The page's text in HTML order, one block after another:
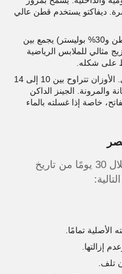
ديفاكتو يستخدم قطن عالي
مزيج القطن والبوليستر (مثل 70% قطن و30% بوليستر) يجمع بين
مثالي للملابس الرياضية
على شكله.
قماش الجينز في ديفاكتو سميك وقوي. الأوزان تتراوح بين 10 إلى 14
والمرونة. الجينز الداكن
خاصة إذا غسلته بالماء
يتيح لكِ ديفاكتو إرجاع المنتجات خلال 30 يومًا من تاريخ
الأصلية تمامًا.
إزالتها.
تلف.